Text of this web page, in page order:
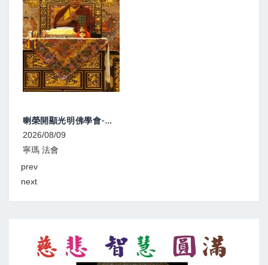
喇榮開顯光明佛學會-中陰文武百尊超渡法會
2026/08/09
寧瑪 法會
prev
next